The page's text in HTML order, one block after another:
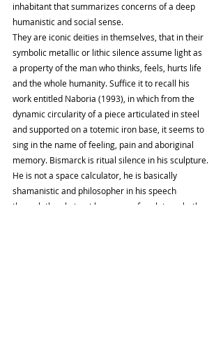
inhabitant that summarizes concerns of a deep
humanistic and social sense.
They are iconic deities in themselves, that in their
symbolic metallic or lithic silence assume light as
a property of the man who thinks, feels, hurts life
and the whole humanity. Suffice it to recall his
work entitled Naboria (1993), in which from the
dynamic circularity of a piece articulated in steel
and supported on a totemic iron base, it seems to
sing in the name of feeling, pain and aboriginal
memory. Bismarck is ritual silence in his sculpture.
He is not a space calculator, he is basically
shamanistic and philosopher in his speech
through the abstract language of sculpture, both